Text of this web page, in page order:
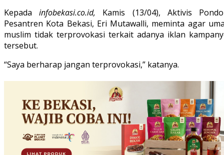
Kepadainfobekasi.co.id, Kamis (13/04), Aktivis
Pesantren Kota Bekasi, Eri Mutawalli, meminta agar
muslim tidak terprovokasi terkait adanya iklan
tersebut.
“Saya berharap jangan terprovokasi,” katanya.